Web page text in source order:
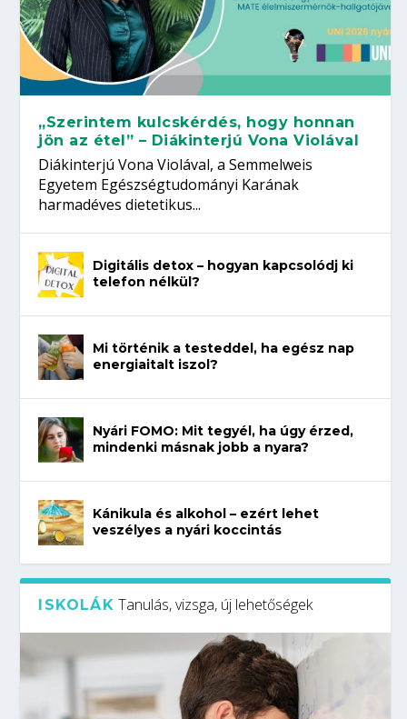
„Szerintem kulcskérdés, hogy honnan
jön az étel” – Diákinterjú Vona Violával
Diákinterjú Vona Violával, a Semmelweis
Egyetem Egészségtudományi Karának
harmadéves dietetikus...
Digitális detox – hogyan kapcsolódj ki
telefon nélkül?
Mi történik a testeddel, ha egész nap
energiaitalt iszol?
Nyári FOMO: Mit tegyél, ha úgy érzed,
mindenki másnak jobb a nyara?
Kánikula és alkohol – ezért lehet
veszélyes a nyári koccintás
ISKOLÁK Tanulás, vizsga, új lehetőségek